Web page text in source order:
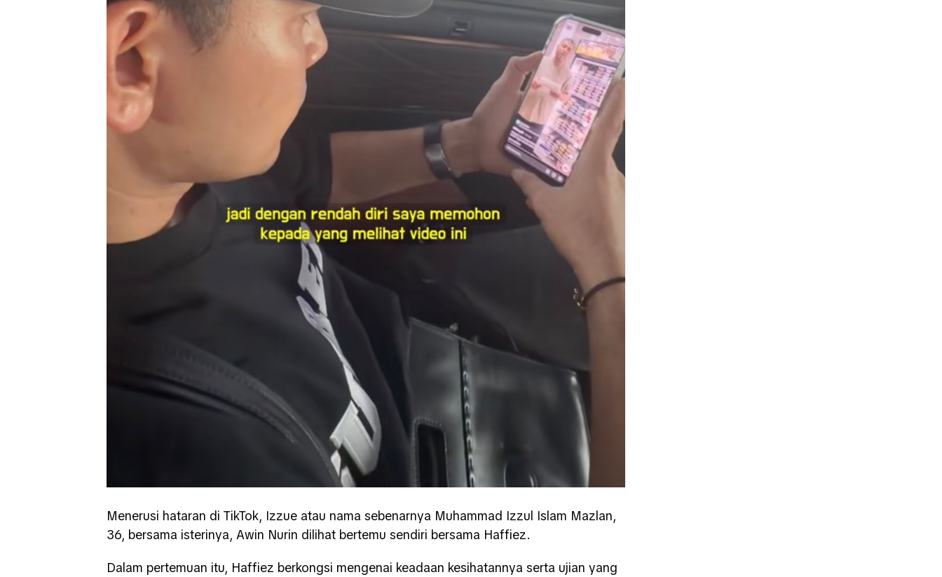
Menerusi hataran di TikTok, Izzue atau nama sebenarnya Muhammad Izzul Islam Mazlan,
36, bersama isterinya, Awin Nurin dilihat bertemu sendiri bersama Haffiez.
Dalam pertemuan itu, Haffiez berkongsi mengenai keadaan kesihatannya serta ujian yang